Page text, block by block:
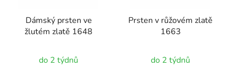
Dámský prsten ve
žlutém zlatě 1648
do 2 týdnů
Prsten v růžovém zlatě
1663
do 2 týdnů